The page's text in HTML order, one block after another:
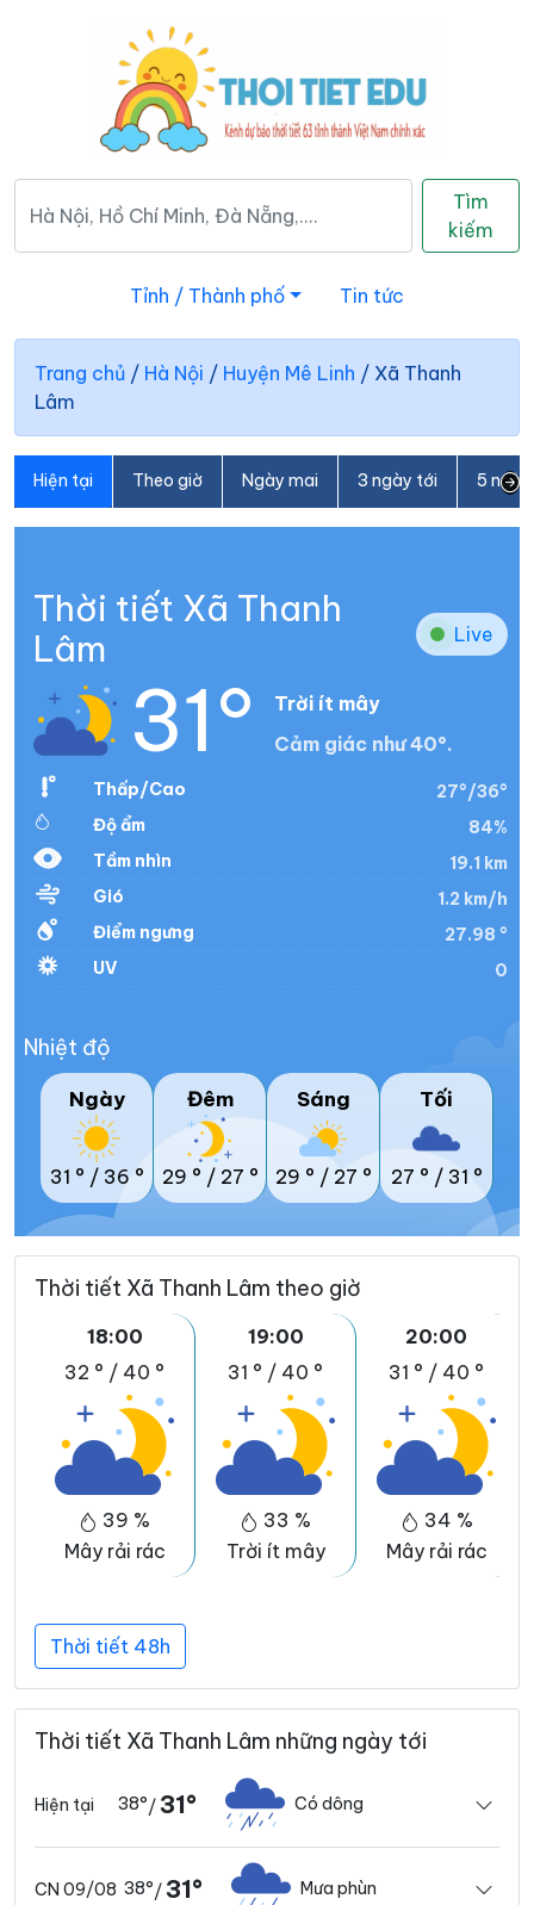
Tìm
kiếm
Tỉnh / Thành phố Tin tức
Trang chủ / Hà Nội / Huyện Mê Linh / Xã Thanh
Lâm
Hiện tại Theo giờ Ngày mai 3 ngày tới 5
Thời tiết Xã Thanh
Lâm
Live
31°
Trời ít mây
Cảm giác như 40°.
Thấp/Cao
27°/36°
Độ ẩm
84%
Tầm nhìn
19.1 km
Gió
1.2 km/h
Điểm ngưng
27.98 °
UV
0
Nhiệt độ
Ngày
31 ° / 36 °
Đêm
29 ° / 27 °
Sáng
29 ° / 27 °
Tối
27 ° / 31 °
Thời tiết Xã Thanh Lâm theo giờ
18:00
32 ° / 40 °
39 %
Mây rải rác
19:00
31 ° / 40 °
33 %
Trời ít mây
20:00
31 ° / 40 °
34 %
Mây rải rác
Thời tiết 48h
Thời tiết Xã Thanh Lâm những ngày tới
Hiện tại 38°/31° Có dông
CN 09/08 38°/31° Mưa phùn